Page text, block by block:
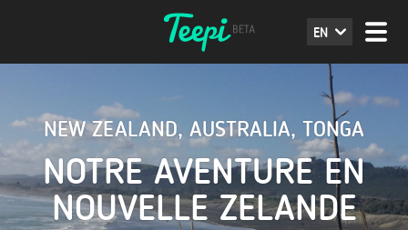
EN
NEW ZEALAND, AUSTRALIA, TONGA
NOTRE AVENTURE EN
NOUVELLE ZELANDE